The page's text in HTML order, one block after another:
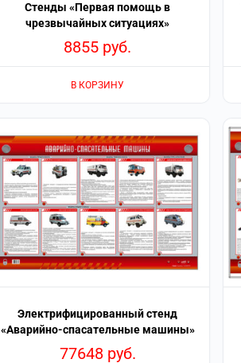
Стенды «Первая помощь в
чрезвычайных ситуациях»
8855 руб.
В КОРЗИНУ
Электрифицированный стенд
«Аварийно-спасательные машины»
77648 руб.